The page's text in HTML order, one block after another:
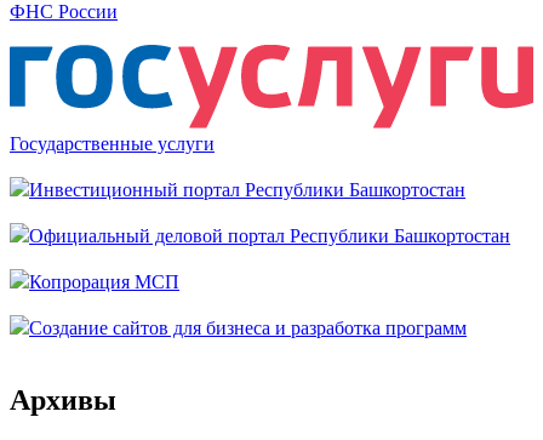
ФНС России
Государственные услуги
Инвестиционный портал Республики Башкортостан
Официальный деловой портал Республики Башкортостан
Копрорация МСП
Создание сайтов для бизнеса и разработка программ
Архивы